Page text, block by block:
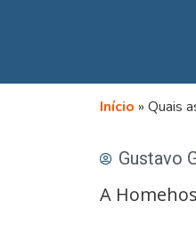
Início » Quais
Gustavo
A